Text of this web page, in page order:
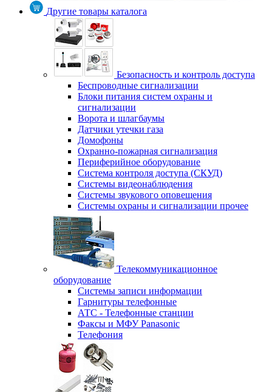
Другие товары каталога
Безопасность и контроль доступа
Беспроводные сигнализации
Блоки питания систем охраны и
сигнализации
Ворота и шлагбаумы
Датчики утечки газа
Домофоны
Охранно-пожарная сигнализация
Периферийное оборудование
Система контроля доступа (СКУД)
Системы видеонаблюдения
Системы звукового оповещения
Системы охраны и сигнализации прочее
Телекоммуникационное
оборудование
Системы записи информации
Гарнитуры телефонные
АТС - Телефонные станции
Факсы и МФУ Panasonic
Телефония